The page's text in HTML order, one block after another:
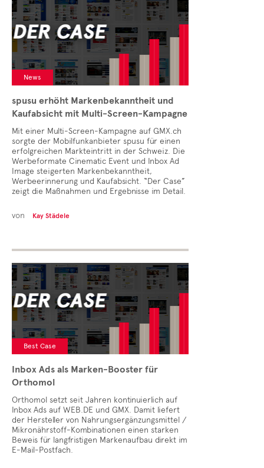
News
spusu erhöht Markenbekanntheit und
Kaufabsicht mit Multi-Screen-Kampagne
Mit einer Multi-Screen-Kampagne auf GMX.ch
sorgte der Mobilfunkanbieter spusu für einen
erfolgreichen Markteintritt in der Schweiz. Die
Werbeformate Cinematic Event und Inbox Ad
Image steigerten Markenbekanntheit,
Werbeerinnerung und Kaufabsicht. “Der Case”
zeigt die Maßnahmen und Ergebnisse im Detail.
von Kay Städele
Best Case
Inbox Ads als Marken-Booster für
Orthomol
Orthomol setzt seit Jahren kontinuierlich auf
Inbox Ads auf WEB.DE und GMX. Damit liefert
der Hersteller von Nahrungsergänzungsmittel /
Mikronährstoff-Kombinationen einen starken
Beweis für langfristigen Markenaufbau direkt im
E-Mail-Postfach.